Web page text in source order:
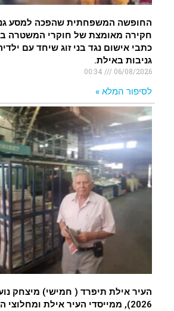
החופשה המשפחתית שהפכה למסע
כתבי אישום נגד בני זוג שיחד עם
גניבות באילת.
06/08/2026
לסיפור המלא »
2026), ממייסדי העיר אילת ומחלוצי